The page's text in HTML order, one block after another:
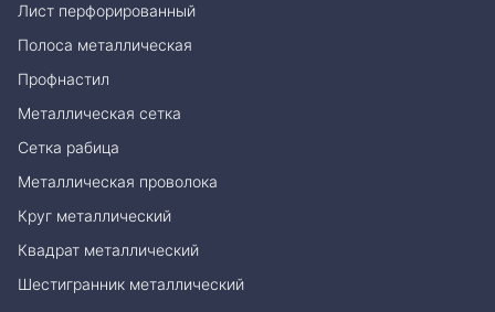
Лист перфорированный
Полоса металлическая
Профнастил
Металлическая сетка
Сетка рабица
Металлическая проволока
Круг металлический
Квадрат металлический
Шестигранник металлический